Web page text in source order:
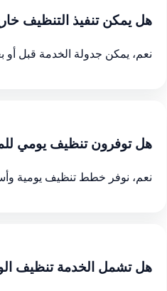
هل يمكن تنفيذ التنظيف
نعم، يمكن جدولة الخدمة قبل
هل توفرون تنظيف يومي
نعم، نوفر خطط تنظيف يومية
هل تشمل الخدمة تنظيف